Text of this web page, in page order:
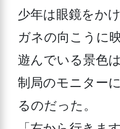
少年は眼鏡をか
ガネの向こうに
遊んでいる景色
制局のモニター
るのだった。